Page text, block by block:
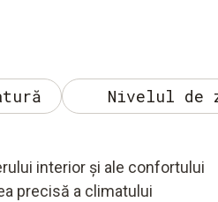
Nivelul de
interior și ale confortului
precisă a climatului